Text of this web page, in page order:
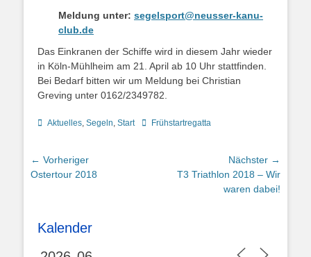
Meldung unter: segelsport@neusser-kanu-
club.de
Das Einkranen der Schiffe wird in diesem Jahr wieder
in Köln-Mühlheim am 21. April ab 10 Uhr stattfinden.
Bei Bedarf bitten wir um Meldung bei Christian
Greving unter 0162/2349782.
Kategorien
Aktuelles, Segeln, Start Schlagworte
Frühstartregatta
Beitragsnavigation
← Vorheriger
Vorheriger
Ostertour 2018
Nächster →
NächsterT3 Triathlon 2018 – Wir
waren dabei!
Kalender